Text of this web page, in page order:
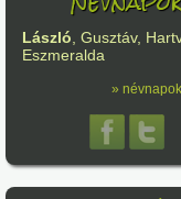
László, Gusztáv,
Eszmeralda
»